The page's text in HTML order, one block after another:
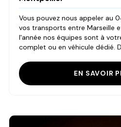
Vous pouvez nous appeler au
vos transports entre Marseille
l'année nos équipes sont à
complet ou en véhicule dédié.
EN SAVOIR